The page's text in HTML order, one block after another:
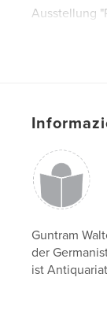
Ausstellung
18. bis 23.
Vernissage
Carlswerk
Guntram
der
ist